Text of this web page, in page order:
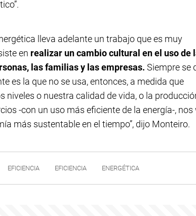
lleva adelante un trabajo que es muy
en realizar un cambio cultural en el uso de
las familias y las empresas. Siempre se
es la que no se usa, entonces, a medida que
o nuestra calidad de vida, o la
-con un uso más eficiente de la energía-, nos
más sustentable en el tiempo”, dijo Monteiro.
EFICIENCIA EFICIENCIA ENERGÉTICA